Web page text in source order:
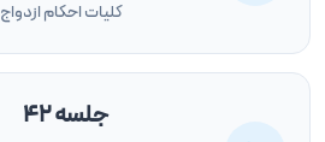
کلیات احکام ازدواج
جلسه 42